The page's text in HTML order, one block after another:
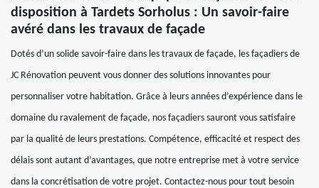
disposition à Tardets Sorholus : Un savoir-faire
avéré dans les travaux de façade
Dotés d’un solide savoir-faire dans les travaux de façade, les façadiers de
JC Rénovation peuvent vous donner des solutions innovantes pour
personnaliser votre habitation. Grâce à leurs années d’expérience dans le
domaine du ravalement de façade, nos façadiers sauront vous satisfaire
par la qualité de leurs prestations. Compétence, efficacité et respect des
délais sont autant d’avantages, que notre entreprise met à votre service
dans la concrétisation de votre projet. Contactez-nous pour tout besoin